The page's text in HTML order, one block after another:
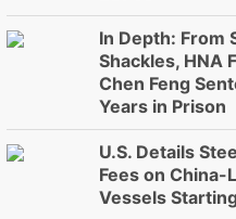
In Depth: From
Shackles, HNA
Chen Feng
Years in Prison
U.S. Details
Fees on China-
Vessels